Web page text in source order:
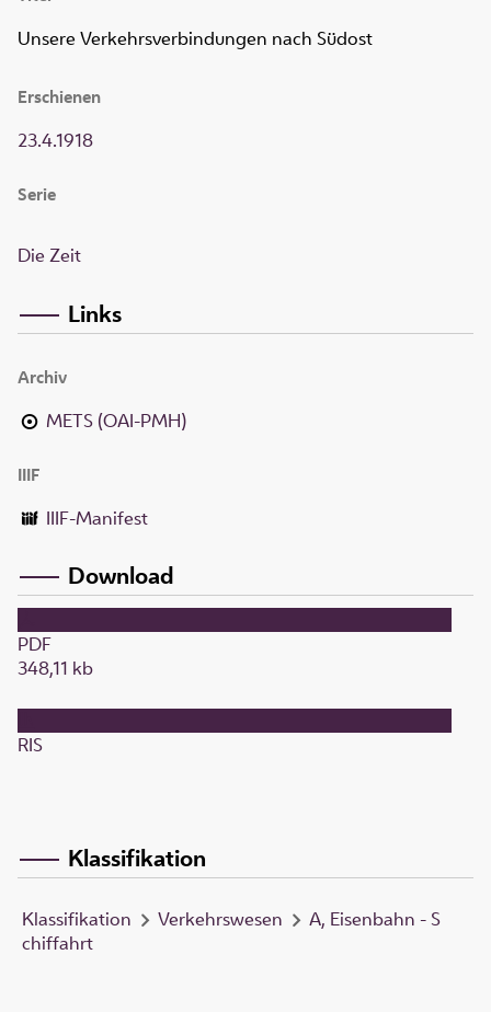
Unsere Verkehrsverbindungen nach Südost
Erschienen
23.4.1918
Serie
Die Zeit
Links
Archiv
METS (OAI-PMH)
IIIF
IIIF-Manifest
Download
PDF
348,11 kb
RIS
Klassifikation
Klassifikation Verkehrswesen
A, Eisenbahn - S
chiffahrt